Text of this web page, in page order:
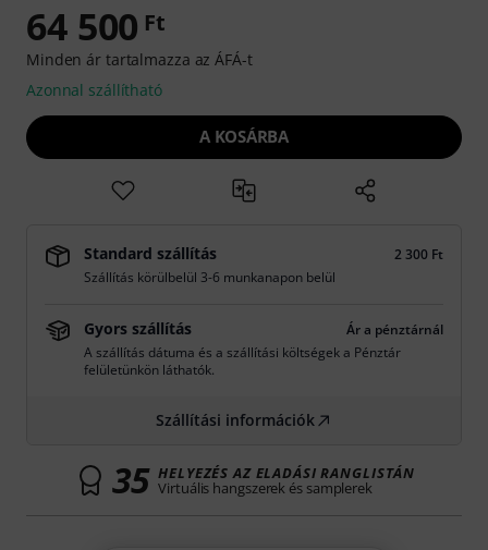
64 500 Ft
Minden ár tartalmazza az ÁFÁ-t
Azonnal szállítható
A KOSÁRBA
Standard szállítás
2 300 Ft
Szállítás körülbelül 3-6 munkanapon belül
Gyors szállítás
Ár a pénztárnál
A szállítás dátuma és a szállítási költségek a Pénztár
felületünkön láthatók.
Szállítási információk
35 HELYEZÉS AZ ELADÁSI RANGLISTÁN
Virtuális hangszerek és samplerek